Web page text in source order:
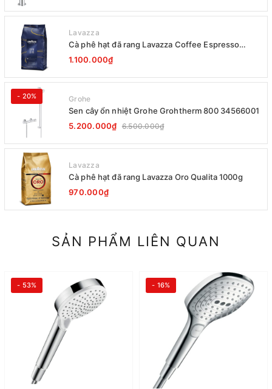
Lavazza
Cà phê hạt đã rang Lavazza Coffee Espresso
Super Crema 1000g Date 12-2027
1.100.000₫
- 20% Grohe
Sen cây ổn nhiệt Grohe Grohtherm 800 34566001
5.200.000₫ 6.500.000₫
Lavazza
Cà phê hạt đã rang Lavazza Oro Qualita 1000g
970.000₫
SẢN PHẨM LIÊN QUAN
- 53% - 16%